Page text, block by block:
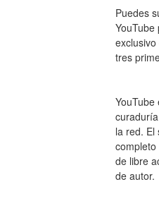
Puedes
YouTube
tres
YouTube
la red. El
de libre
de autor.